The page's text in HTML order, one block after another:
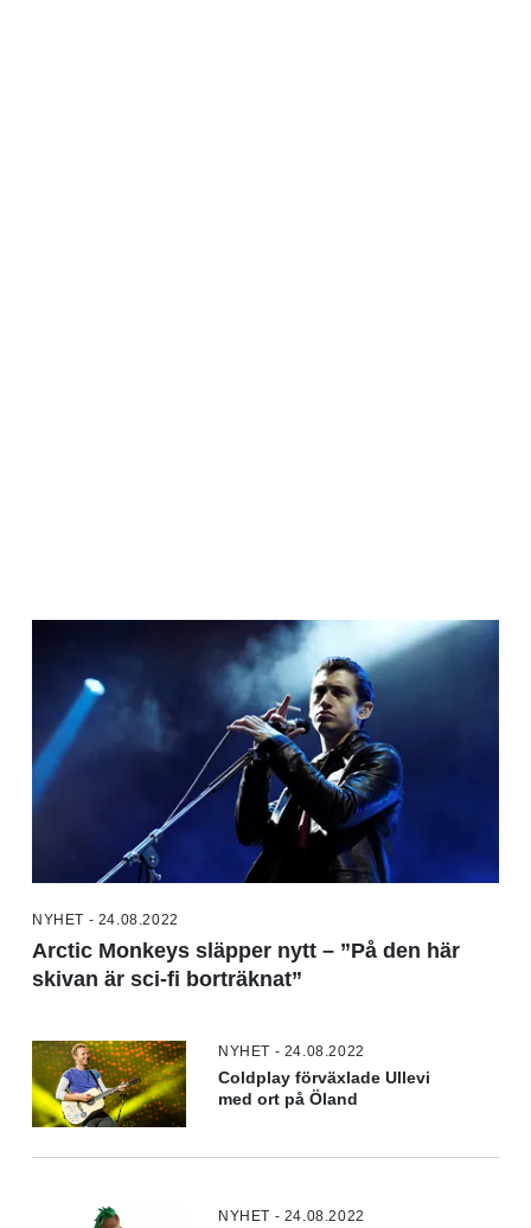
NYHET - 24.08.2022
Arctic Monkeys släpper nytt – ”På den här
skivan är sci-fi borträknat”
NYHET - 24.08.2022
Coldplay förväxlade Ullevi
med ort på Öland
NYHET - 24.08.2022